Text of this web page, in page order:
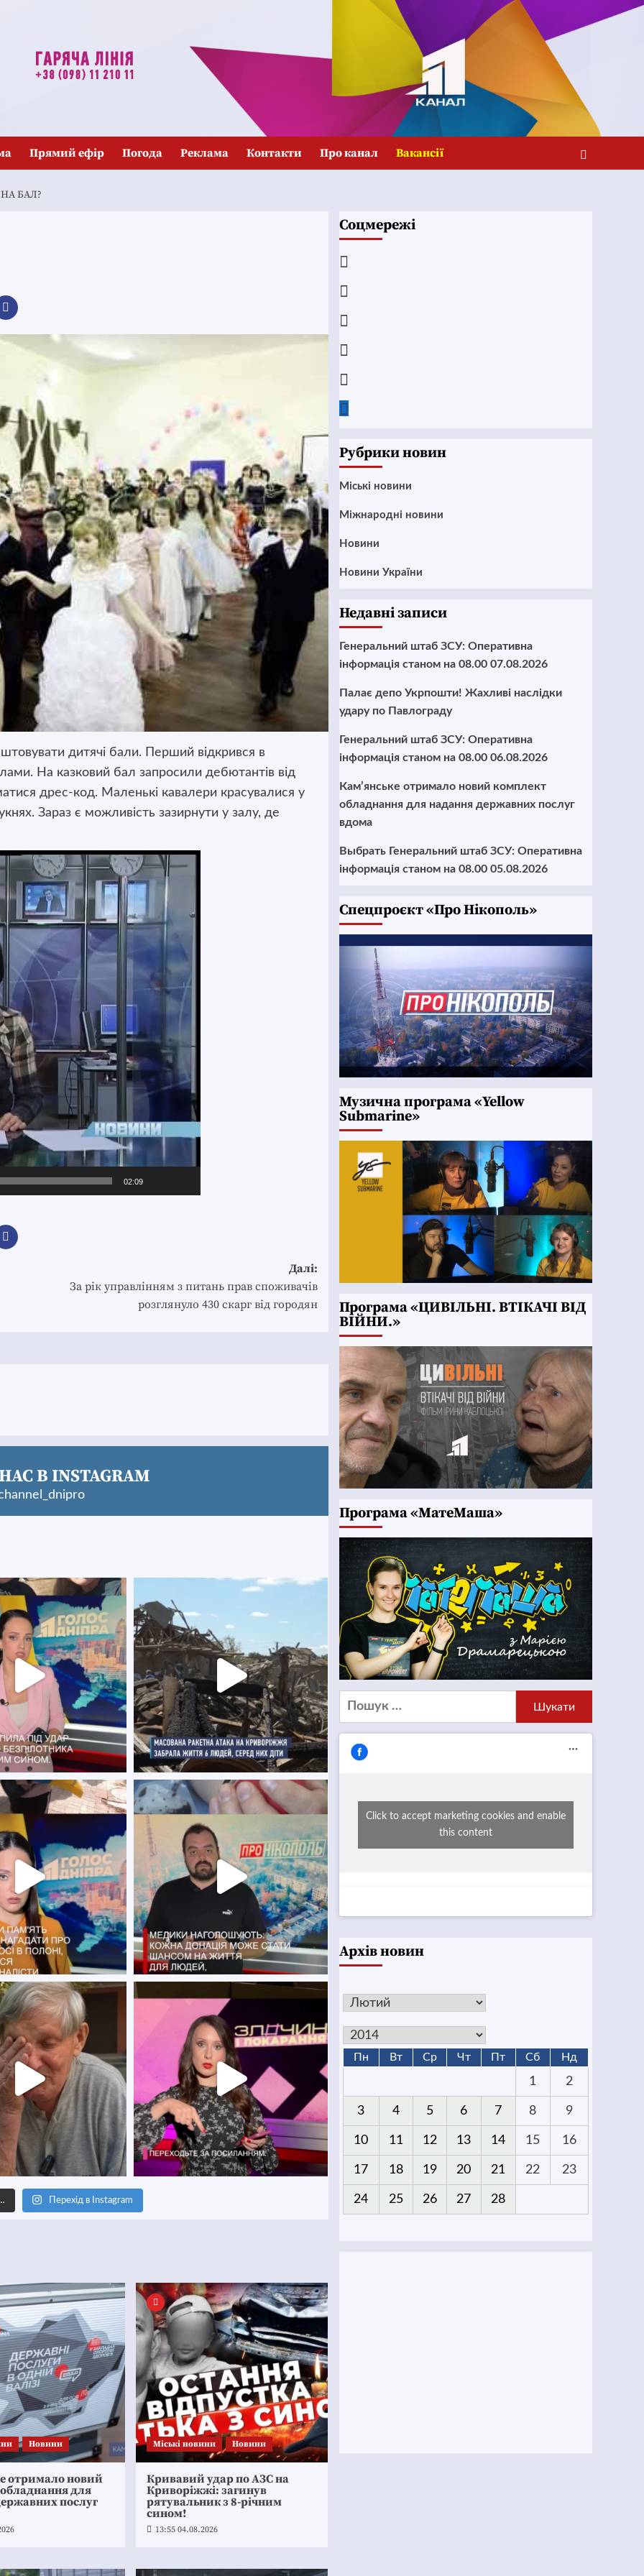
Прямий ефір Погода Реклама Контакти Про канал Вакансії
БАЛ?
дитячі бали. Перший відкрився в
На казковий бал запросили дебютантів від
дрес-код. Маленькі кавалери красувалися у
Зараз є можливість зазирнути у залу, де
02:09
Далі:
За рік управлінням з питань прав споживачів
розглянуло 430 скарг від городян
В INSTAGRAM
Перехід в Instagram
Новини
отримало новий
для
послуг
Mіські новини Новини
Кривавий удар по АЗС на
Криворіжжі: загинув
рятувальник з 8-річним
сином!
13:55 04.08.2026
Соцмережі
Рубрики новин
Mіські новини
Міжнародні новини
Новини
Новини України
Недавні записи
Генеральний штаб ЗСУ: Оперативна
інформація станом на 08.00 07.08.2026
Палає депо Укрпошти! Жахливі наслідки
удару по Павлограду
Генеральний штаб ЗСУ: Оперативна
інформація станом на 08.00 06.08.2026
Кам’янське отримало новий комплект
обладнання для надання державних послуг
вдома
Выбрать Генеральний штаб ЗСУ: Оперативна
інформація станом на 08.00 05.08.2026
Cпецпроєкт «Про Нікополь»
Музична програма «Yellow
Submarine»
Програма «ЦИВІЛЬНІ. ВТІКАЧІ ВІД
ВІЙНИ.»
Програма «МатеМаша»
Пошук:
Click to accept marketing cookies and enable
this content
Архів новин
Пн Вт Ср Чт Пт Сб Нд
1 2
3 4 5 6 7 8 9
10 11 12 13 14 15 16
17 18 19 20 21 22 23
24 25 26 27 28